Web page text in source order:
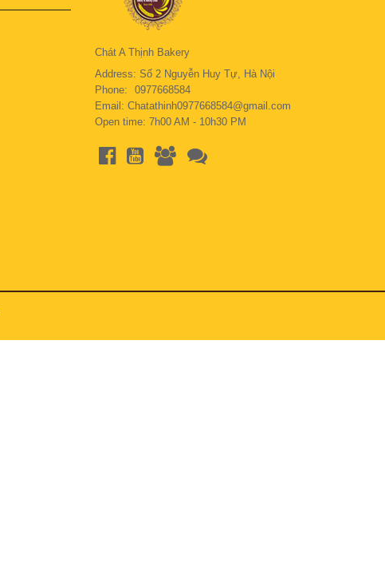
Chát A Thịnh Bakery
Address: Số 2 Nguyễn Huy Tự, Hà Nội
Phone:
0977668584
Email: Chatathinh0977668584@gmail.com
Open time: 7h00 AM - 10h30 PM